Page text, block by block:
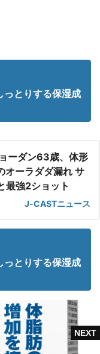
とりする保湿成
ーダン63歳、体形
オーラダダ漏れ サ
最強2ショット
J-CASTニュース
とりする保湿成